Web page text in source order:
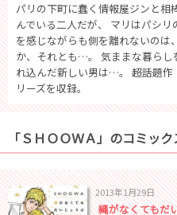
パリの下町に蠢く情報屋ジンと相
んでいる二人だが、 マリはパシ
を感じながらも側を離れないのは
か、それとも…。 気ままな暮らし
れ込んだ新しい男は…。 ―――超話題
リーズを収録。
「ＳＨＯＯＷＡ」のコミック
2013年1月29日
縄がなくてもだ